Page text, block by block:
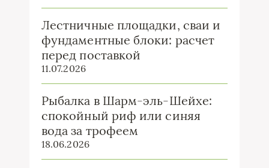
Лестничные площадки, сваи и
фундаментные блоки: расчет
перед поставкой
11.07.2026
Рыбалка в Шарм-эль-Шейхе:
спокойный риф или синяя
вода за трофеем
18.06.2026